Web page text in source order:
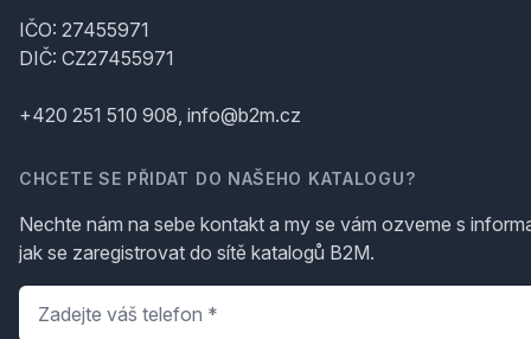
IČO: 27455971
DIČ: CZ27455971
+420 251 510 908, info@b2m.cz
CHCETE SE PŘIDAT DO NAŠEHO KATALOGU?
Nechte nám na sebe kontakt a my se vám ozveme s
jak se zaregistrovat do sítě katalogů B2M.
Telefon